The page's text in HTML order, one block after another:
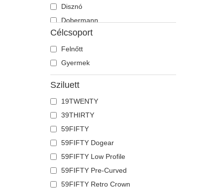
Disznó
Dobermann
Egér
Egyszarvú
Farkas
Flamingó
Fóka
Főnix
Francia bulldog
Galamb
Gepárd
Gyík
Hangya
Holló
Célcsoport
Felnőtt
Gyermek
Sziluett
19TWENTY
39THIRTY
59FIFTY
59FIFTY Dogear
59FIFTY Low Profile
59FIFTY Pre-Curved
59FIFTY Retro Crown